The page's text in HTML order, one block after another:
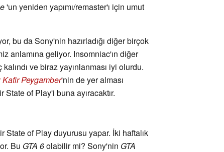
'un yeniden yapımı/remaster'ı için umut
bu da Sony'nin hazırladığı diğer birçok
anlamına geliyor. Insomniac'ın diğer
ve biraz yayınlanması iyi olurdu.
Kafir Peygamber'nin de yer alması
of Play'i buna ayıracaktır.
of Play duyurusu yapar. İki haftalık
Bu GTA 6olabilir mi? Sony'nin GTA